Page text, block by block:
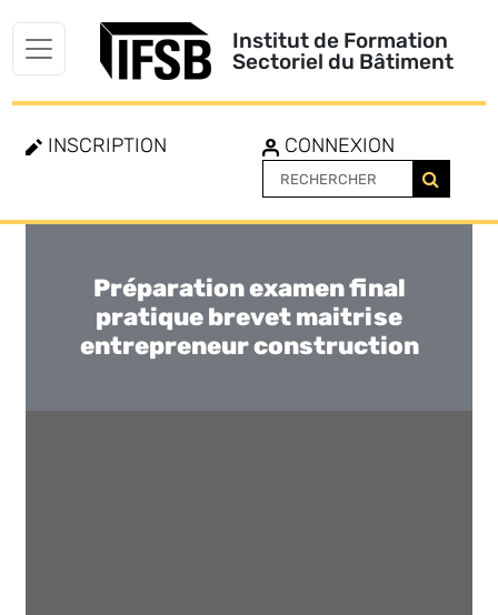
Institut de Formation
Sectoriel du Bâtiment
INSCRIPTION CONNEXION
Toggle
navigation
Préparation examen final
pratique brevet maitrise
entrepreneur construction